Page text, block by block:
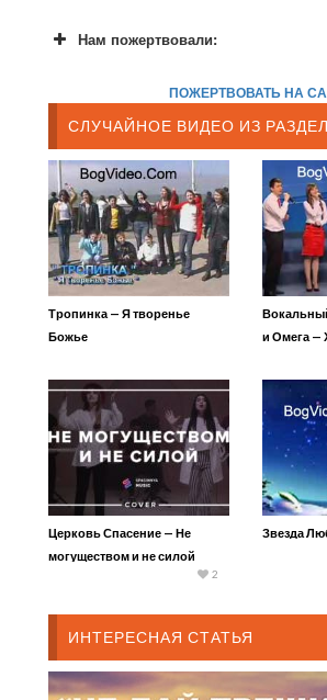
Нам пожертвовали:
ПОЖЕРТВОВАТЬ НА
СЛУЧАЙНОЕ ВИДЕО ИЗ
Тропинка — Я творенье
Божье
и Омега —
Церковь Спасение — Не
могуществом и не силой
2
Звезда
ИНТЕРЕСНАЯ СТАТЬЯ